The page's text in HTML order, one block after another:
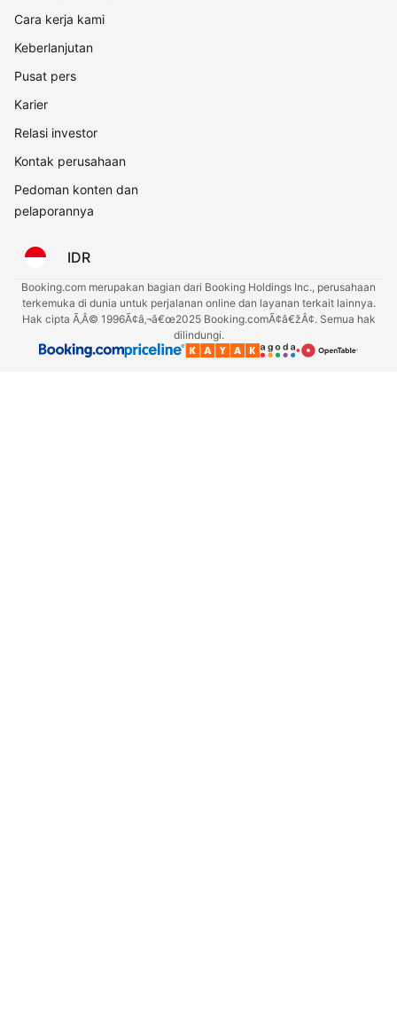
Cara kerja kami
Keberlanjutan
Pusat pers
Karier
Relasi investor
Kontak perusahaan
Pedoman konten dan
pelaporannya
IDR
Booking.com merupakan bagian dari Booking Holdings Inc., perusahaan
terkemuka di dunia untuk perjalanan online dan layanan terkait lainnya.
Hak cipta Ã‚Â© 1996Ã¢â‚¬â€œ2025 Booking.comÃ¢â€žÂ¢. Semua hak
dilindungi.